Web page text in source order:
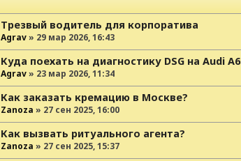
Трезвый водитель для корпоратива
Agrav» 29 мар 2026, 16:43
Куда поехать на диагностику DSG на Audi A6
Agrav» 23 мар 2026, 11:34
Как заказать кремацию в Москве?
Zanoza » 27 сен 2025, 16:00
Как вызвать ритуального агента?
Zanoza » 27 сен 2025, 15:37